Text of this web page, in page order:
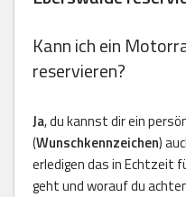
Kann ich ein
reservieren?
Ja, du kannst dir ein
(Wunschkennzeichen)
erledigen das in Echtzeit
geht und worauf du